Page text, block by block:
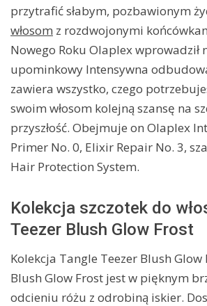
przytrafić słabym, pozbawionym
włosom z rozdwojonymi
Nowego Roku Olaplex wprowadził
upominkowy Intensywna
zawiera wszystko, czego
swoim włosom kolejną szansę na
przyszłość. Obejmuje on Olaplex
Primer No. 0, Elixir Repair No. 3,
Hair Protection System.
Kolekcja szczotek do
Teezer Blush Glow Frost
Kolekcja Tangle Teezer Blush Glow
Blush Glow Frost jest w pięknym
odcieniu różu z odrobiną iskier.